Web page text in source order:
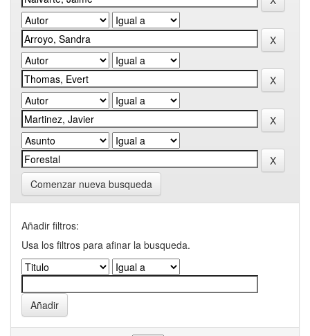
Comenzar nueva busqueda
Añadir filtros:
Usa los filtros para afinar la busqueda.